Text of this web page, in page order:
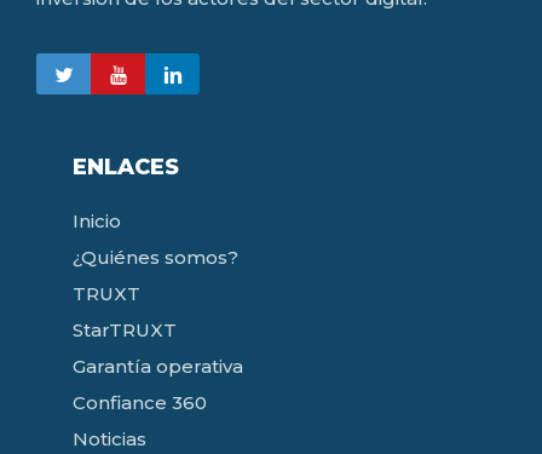
ENLACES
Inicio
¿Quiénes somos?
TRUXT
StarTRUXT
Garantía operativa
Confiance 360
Noticias